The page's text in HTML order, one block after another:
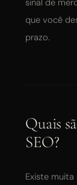
que você
prazo.
Quais
SEO?
Existe muita